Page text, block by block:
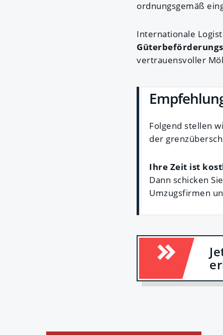
ordnungsgemäß
Internationale
vertrauensvoller
Folgend stellen
der
Ihre Zeit ist
Dann schicken
Umzugsfirmen